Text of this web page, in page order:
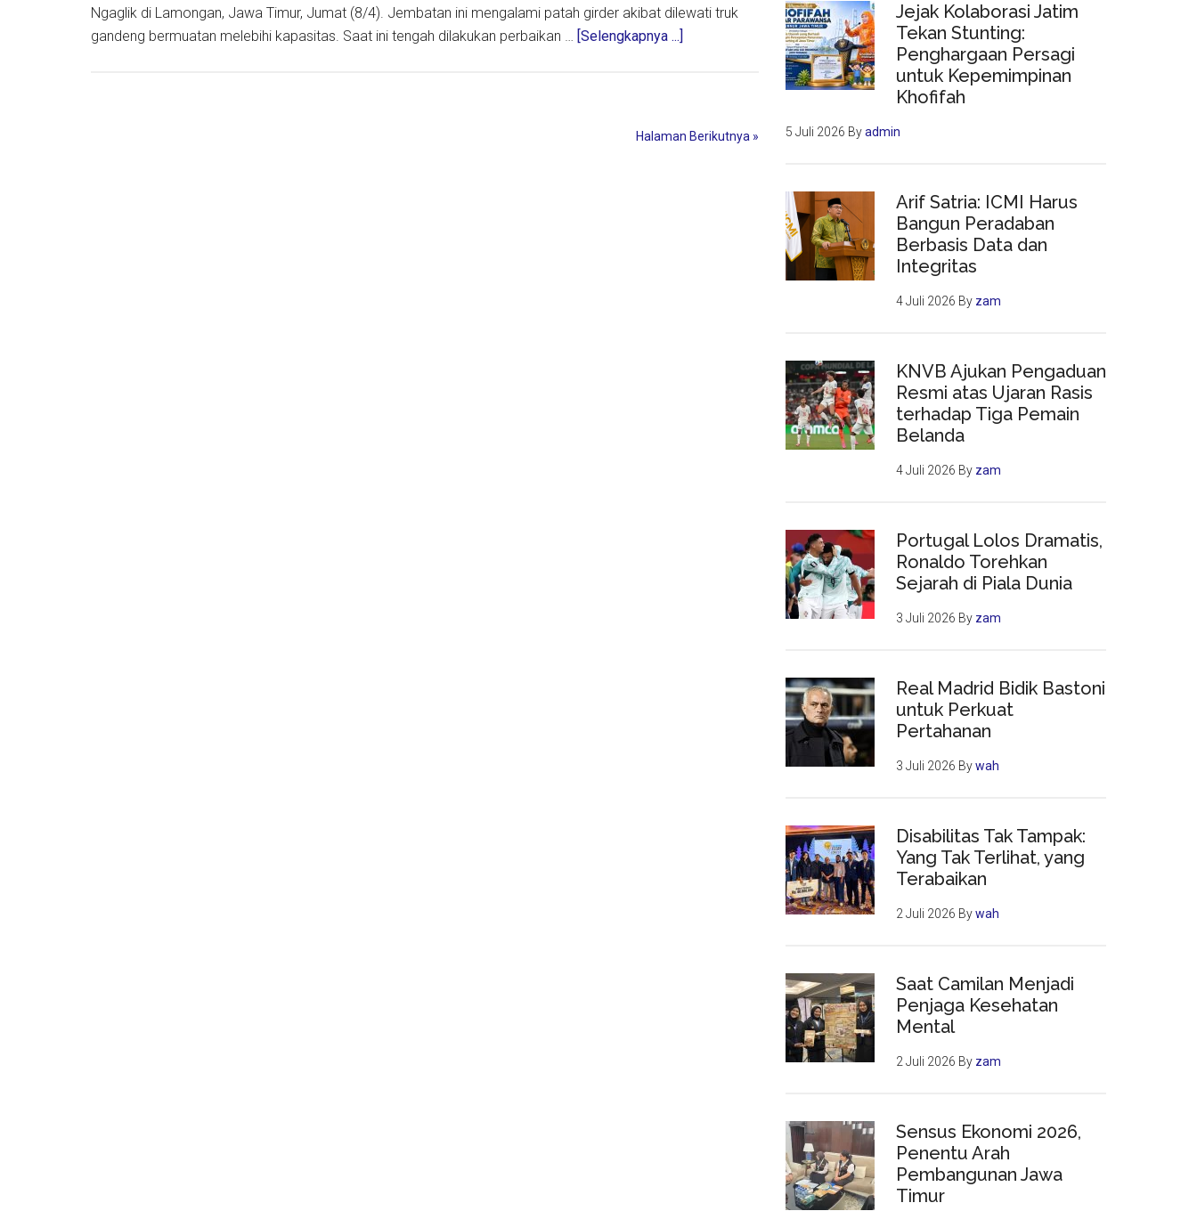
Ngaglik di Lamongan, Jawa Timur, Jumat (8/4). Jembatan ini mengalami patah girder akibat dilewati truk
gandeng bermuatan melebihi kapasitas. Saat ini tengah dilakukan perbaikan … [Selengkapnya ...]
H-
Halaman Berikutnya »
Jejak Kolaborasi Jatim
Tekan Stunting:
Penghargaan Persagi
untuk Kepemimpinan
Khofifah
5 Juli 2026 Byadmin
Arif Satria: ICMI Harus
Bangun Peradaban
Berbasis Data dan
Integritas
4 Juli 2026 By zam
KNVB Ajukan Pengaduan
Resmi atas Ujaran Rasis
terhadap Tiga Pemain
Belanda
4 Juli 2026 By zam
Portugal Lolos Dramatis,
Ronaldo Torehkan
Sejarah di Piala Dunia
3 Juli 2026 By zam
Real Madrid Bidik Bastoni
untuk Perkuat
Pertahanan
3 Juli 2026 Bywah
Disabilitas Tak Tampak:
Yang Tak Terlihat, yang
Terabaikan
2 Juli 2026 Bywah
Saat Camilan Menjadi
Penjaga Kesehatan
Mental
2 Juli 2026 By zam
Sensus Ekonomi 2026,
Penentu Arah
Pembangunan Jawa
Timur